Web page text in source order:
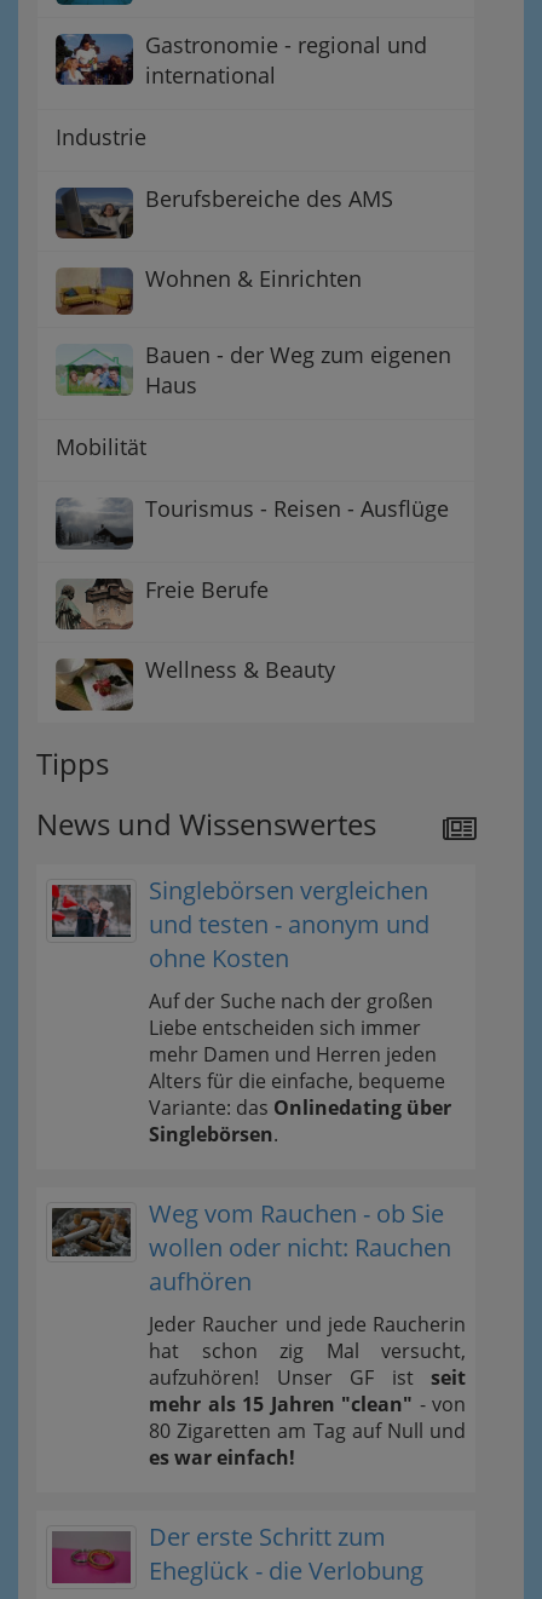
Gastronomie - regional und
international
Industrie
Berufsbereiche des AMS
Wohnen & Einrichten
Bauen - der Weg zum eigenen
Haus
Mobilität
Tourismus - Reisen - Ausflüge
Freie Berufe
Wellness & Beauty
Tipps
News und Wissenswertes
Singlebörsen vergleichen
und testen - anonym und
ohne Kosten
Auf der Suche nach der großen
Liebe entscheiden sich immer
mehr Damen und Herren jeden
Alters für die einfache, bequeme
Variante: das Onlinedating über
Singlebörsen.
Weg vom Rauchen - ob Sie
wollen oder nicht: Rauchen
aufhören
Jeder Raucher und jede Raucherin
hat schon zig Mal versucht,
aufzuhören! Unser GF ist seit
mehr als 15 Jahren "clean" - von
80 Zigaretten am Tag auf Null und
es war einfach!
Der erste Schritt zum
Eheglück - die Verlobung